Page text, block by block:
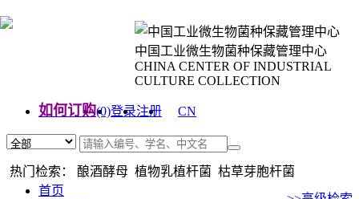
中国工业微生物菌种保藏管理中心
CHINA CENTER OF INDUSTRIAL
CULTURE COLLECTION
如何订购(0)登录注册
CN
热门检索： 酿酒酵母 植物乳植杆菌 枯草芽胞杆菌
首页